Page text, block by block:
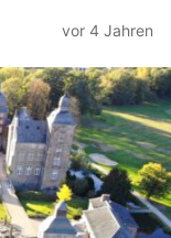
vor 4 Jahren